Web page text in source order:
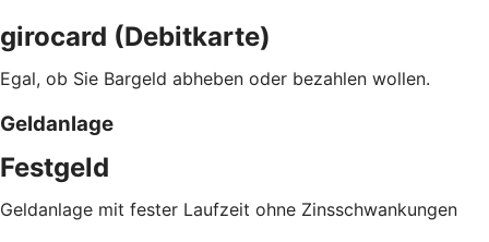
girocard (Debitkarte)
Egal, ob Sie Bargeld abheben oder bezahlen wollen.
Geldanlage
Festgeld
Geldanlage mit fester Laufzeit ohne Zinsschwankungen